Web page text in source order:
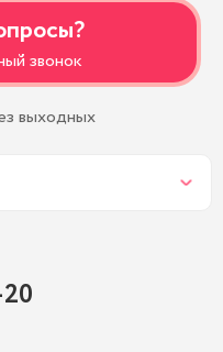
звонок
выходных